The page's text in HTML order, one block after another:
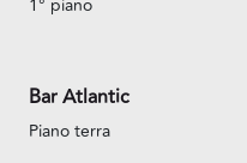
1° piano
Bar Atlantic
Piano terra